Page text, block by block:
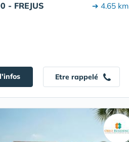
- FREJUS ➔ 4.65 km
Etre rappelé